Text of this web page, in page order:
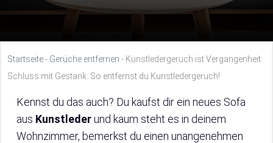
Startseite- Gerüche entfernen - Kunstledergeruch ist Vergangenheit:
Schluss mit Gestank: So entfernst du Kunstledergeruch!
Kennst du das auch? Du kaufst dir ein neues Sofa
aus Kunstlederund kaum steht es in deinem
Wohnzimmer, bemerkst du einen unangenehmen